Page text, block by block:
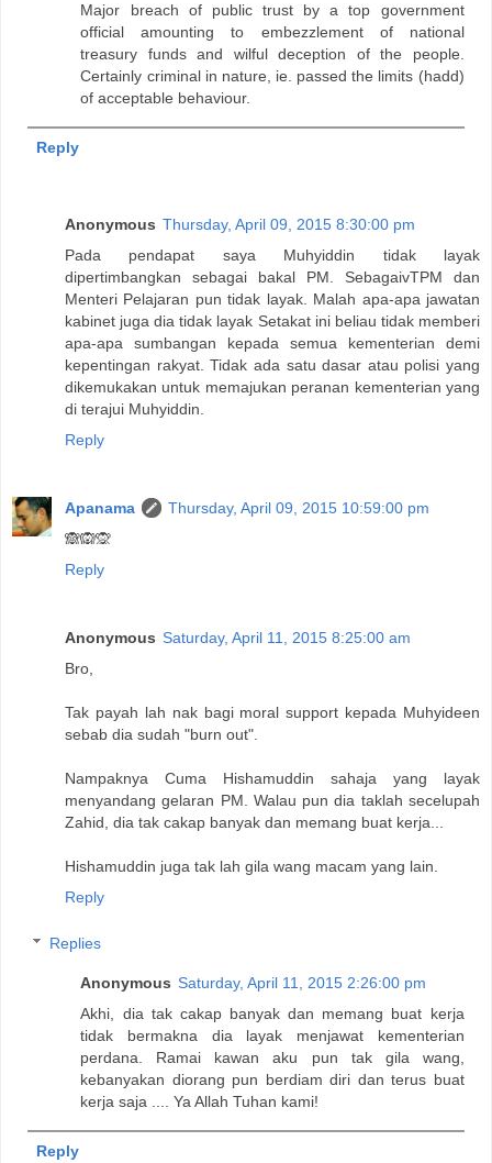
Major breach of public trust by a top government
official amounting to embezzlement of national
treasury funds and wilful deception of the people.
Certainly criminal in nature, ie. passed the limits (hadd)
of acceptable behaviour.
Reply
Anonymous Thursday, April 09, 2015 8:30:00 pm
Pada pendapat saya Muhyiddin tidak layak
dipertimbangkan sebagai bakal PM. SebagaivTPM dan
Menteri Pelajaran pun tidak layak. Malah apa-apa jawatan
kabinet juga dia tidak layak Setakat ini beliau tidak memberi
apa-apa sumbangan kepada semua kementerian demi
kepentingan rakyat. Tidak ada satu dasar atau polisi yang
dikemukakan untuk memajukan peranan kementerian yang
di terajui Muhyiddin.
Reply
Apanama
Thursday, April 09, 2015 10:59:00 pm
🙈🙉🙊
Reply
Anonymous Saturday, April 11, 2015 8:25:00 am
Bro,
Tak payah lah nak bagi moral support kepada Muhyideen
sebab dia sudah "burn out".
Nampaknya Cuma Hishamuddin sahaja yang layak
menyandang gelaran PM. Walau pun dia taklah secelupah
Zahid, dia tak cakap banyak dan memang buat kerja...
Hishamuddin juga tak lah gila wang macam yang lain.
Reply
Replies
Anonymous Saturday, April 11, 2015 2:26:00 pm
Akhi, dia tak cakap banyak dan memang buat kerja
tidak bermakna dia layak menjawat kementerian
perdana. Ramai kawan aku pun tak gila wang,
kebanyakan diorang pun berdiam diri dan terus buat
kerja saja .... Ya Allah Tuhan kami!
Reply